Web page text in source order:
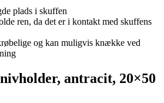
plads i skuffen
ren, da det er i kontakt med skuffens
og kan muligvis knække ved
antracit, 20×50